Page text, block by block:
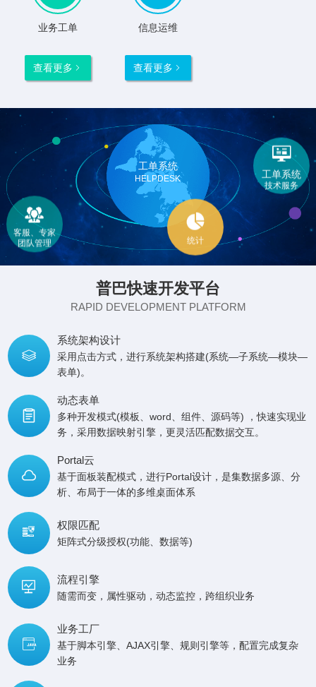
业务工单
查看更多 
信息运维
查看更多 
工单系统
HELPDESK

客服、专家
团队管理

统计

工单系统
技术服务
普巴快速开发平台
RAPID DEVELOPMENT PLATFORM

系统架构设计
采用点击方式，进行系统架构搭建(系统—子系统—模块—
表单)。

动态表单
多种开发模式(模板、word、组件、源码等) ，快速实现业
务，采用数据映射引擎，更灵活匹配数据交互。

Portal云
基于面板装配模式，进行Portal设计，是集数据多源、分
析、布局于一体的多维桌面体系

权限匹配
矩阵式分级授权(功能、数据等)

流程引擎
随需而变，属性驱动，动态监控，跨组织业务

业务工厂
基于脚本引擎、AJAX引擎、规则引擎等，配置完成复杂
业务